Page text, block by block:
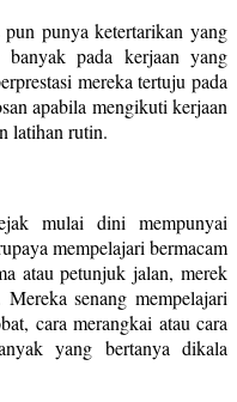
punya ketertarikan yang
pada kerjaan yang
mereka tertuju pada
apabila mengikuti kerjaan
latihan rutin.
mulai dini mempunyai
mempelajari bermacam
atau petunjuk jalan, merek
senang mempelajari
cara merangkai atau cara
yang bertanya dikala